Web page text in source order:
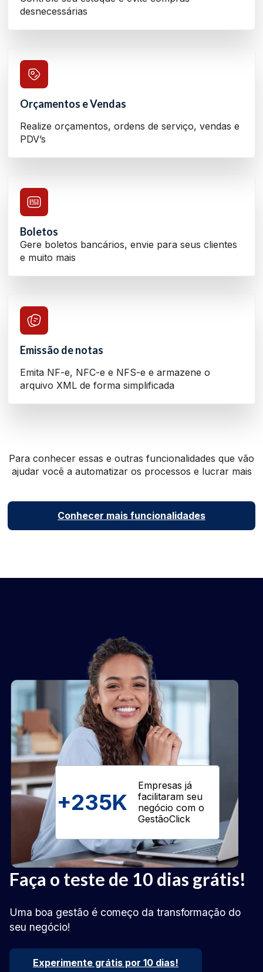
desnecessárias
Orçamentos e Vendas
Realize orçamentos, ordens de serviço, vendas e
PDV’s
Boletos
Gere boletos bancários, envie para seus clientes
e muito mais
Emissão de notas
Emita NF-e, NFC-e e NFS-e e armazene o
arquivo XML de forma simplificada
Para conhecer essas e outras funcionalidades que vão
ajudar você a automatizar os processos e lucrar mais
Conhecer mais funcionalidades
+235K
Empresas já
facilitaram seu
negócio com o
GestãoClick
Faça o teste de 10 dias grátis!
Uma boa gestão é começo da transformação do
seu negócio!
Experimente grátis por 10 dias!